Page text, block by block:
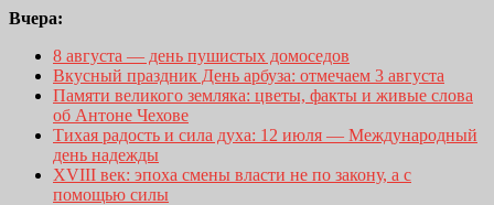
Вчера:
8 августа — день пушистых домоседов
Вкусный праздник День арбуза: отмечаем 3 августа
Памяти великого земляка: цветы, факты и живые слова
об Антоне Чехове
Тихая радость и сила духа: 12 июля — Международный
день надежды
XVIII век: эпоха смены власти не по закону, а с
помощью силы